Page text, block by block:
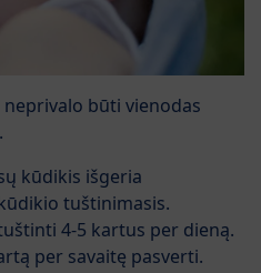
būti vienodas
kūdikis išgeria
tuštinimasis.
4-5 kartus per dieną.
per savaitę pasverti.